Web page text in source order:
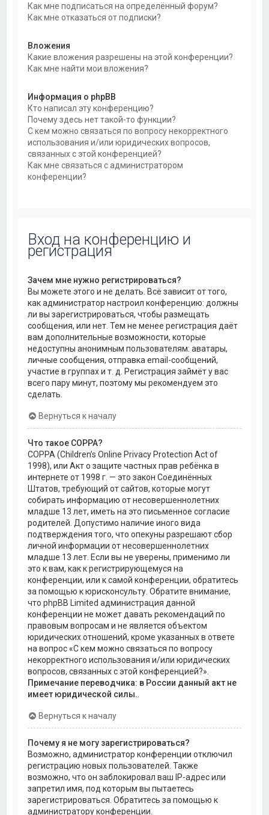
Как мне подписаться на определённый форум?
Как мне отказаться от подписки?
Вложения
Какие вложения разрешены на этой конференции?
Как мне найти мои вложения?
Информация о phpBB
Кто написал эту конференцию?
Почему здесь нет такой-то функции?
С кем можно связаться по вопросу некорректного
использования и/или юридических вопросов,
связанных с этой конференцией?
Как мне связаться с администратором
конференции?
Вход на конференцию и
регистрация
Зачем мне нужно регистрироваться?
Вы можете этого и не делать. Всё зависит от того,
как администратор настроил конференцию: должны
ли вы зарегистрироваться, чтобы размещать
сообщения, или нет. Тем не менее регистрация даёт
вам дополнительные возможности, которые
недоступны анонимным пользователям: аватары,
личные сообщения, отправка email-сообщений,
участие в группах и т. д. Регистрация займёт у вас
всего пару минут, поэтому мы рекомендуем это
сделать.
Вернуться к началу
Что такое COPPA?
COPPA (Children’s Online Privacy Protection Act of
1998), или Акт о защите частных прав ребёнка в
интернете от 1998 г. — это закон Соединённых
Штатов, требующий от сайтов, которые могут
собирать информацию от несовершеннолетних
младше 13 лет, иметь на это письменное согласие
родителей. Допустимо наличие иного вида
подтверждения того, что опекуны разрешают сбор
личной информации от несовершеннолетних
младше 13 лет. Если вы не уверены, применимо ли
это к вам, как к регистрирующемуся на
конференции, или к самой конференции, обратитесь
за помощью к юрисконсульту. Обратите внимание,
что phpBB Limited администрация данной
конференции не может давать рекомендаций по
правовым вопросам и не является объектом
юридических отношений, кроме указанных в ответе
на вопрос «С кем можно связаться по вопросу
некорректного использования и/или юридических
вопросов, связанных с этой конференцией?».
Примечание переводчика: в России данный акт не
имеет юридической силы.
Вернуться к началу
Почему я не могу зарегистрироваться?
Возможно, администратор конференции отключил
регистрацию новых пользователей. Также
возможно, что он заблокировал ваш IP-адрес или
запретил имя, под которым вы пытаетесь
зарегистрироваться. Обратитесь за помощью к
администратору конференции.